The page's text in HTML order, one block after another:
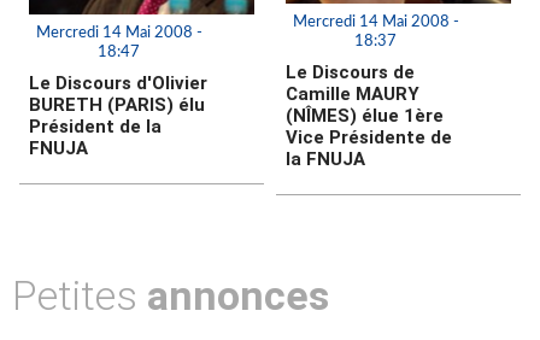
Mercredi 14 Mai 2008 -
18:47
Le Discours d'Olivier
BURETH (PARIS) élu
Président de la
FNUJA
Mercredi 14 Mai 2008 -
18:37
Le Discours de
Camille MAURY
(NÎMES) élue 1ère
Vice Présidente de
la FNUJA
Petites annonces